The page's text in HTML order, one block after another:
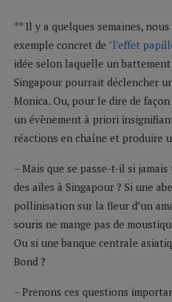
** Il y a quelques semaines,
exemple concret de "l’effet
idée selon laquelle un
Singapour pourrait déclencher
Monica. Ou, pour le dire de
un évènement à priori
réactions en chaîne et produire
– Mais que se passe-t-il si
des ailes à Singapour ? Si une
pollinisation sur la fleur d’un
souris ne mange pas de
Ou si une banque centrale
Bond ?
– Prenons ces questions